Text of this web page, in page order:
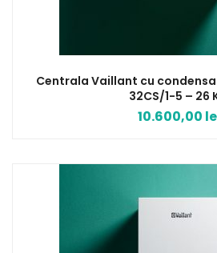
Centrala Vaillant cu
32CS/1-5 – 26
10.600,00